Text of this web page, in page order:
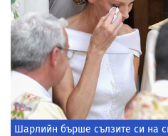
Шарлийн бърше сълзите си на